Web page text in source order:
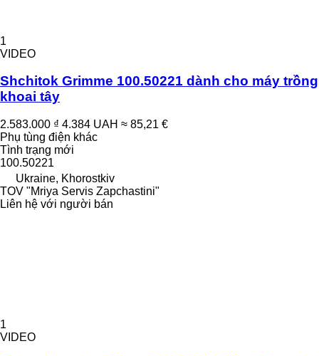
1
VIDEO
Shchitok Grimme 100.50221 dành cho máy trồng
khoai tây
2.583.000 ₫ 4.384 UAH ≈ 85,21 €
Phụ tùng điện khác
Tình trạng mới
100.50221
Ukraine, Khorostkiv
TOV "Mriya Servis Zapchastini"
Liên hệ với người bán
1
VIDEO